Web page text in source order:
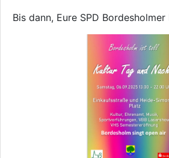
Bis dann, Eure SPD Bordesholmer